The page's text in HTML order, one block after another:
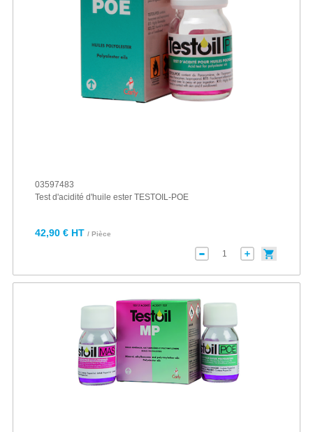
03597483
Test d'acidité d'huile ester TESTOIL-POE
42,90 € HT / Pièce